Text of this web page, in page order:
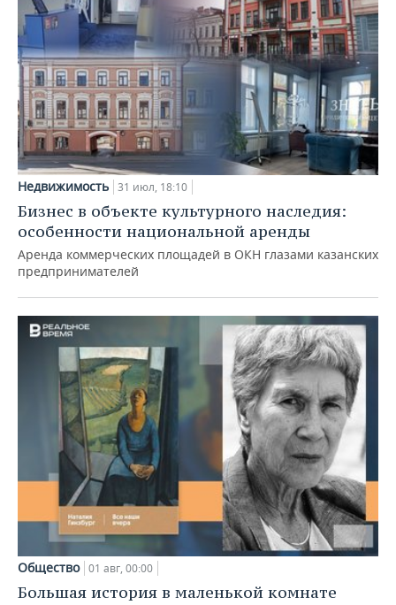
Недвижимость 31 июл, 18:10
Бизнес в объекте культурного наследия:
особенности национальной аренды
Аренда коммерческих площадей в ОКН глазами казанских
предпринимателей
Общество 01 авг, 00:00
Большая история в маленькой комнате